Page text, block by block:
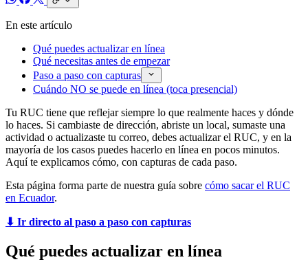
En este artículo
Qué puedes actualizar en línea
Qué necesitas antes de empezar
Paso a paso con capturas
Cuándo NO se puede en línea (toca presencial)
Tu RUC tiene que reflejar siempre lo que realmente haces y dónde
lo haces. Si cambiaste de dirección, abriste un local, sumaste una
actividad o actualizaste tu correo, debes actualizar el RUC, y en la
mayoría de los casos puedes hacerlo en línea en pocos minutos.
Aquí te explicamos cómo, con capturas de cada paso.
Esta página forma parte de nuestra guía sobre cómo sacar el RUC
en Ecuador.
⬇ Ir directo al paso a paso con capturas
Qué puedes actualizar en línea